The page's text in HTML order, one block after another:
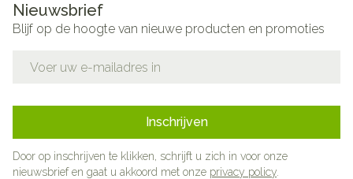
Nieuwsbrief
Blijf op de hoogte van nieuwe producten en promoties
Inschrijven
Door op inschrijven te klikken, schrijft u zich in voor onze
nieuwsbrief en gaat u akkoord met onze privacy policy